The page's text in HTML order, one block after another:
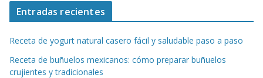
Entradas recientes
Receta de yogurt natural casero fácil y saludable paso a paso
Receta de buñuelos mexicanos: cómo preparar buñuelos
crujientes y tradicionales